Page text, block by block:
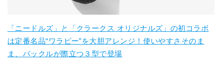
「ニードルズ」と「クラークス オリジナルズ」の初コラボ
は定番名品“ワラビー”を大胆アレンジ！使いやすさそのま
ま、バックルが際立つ３型で登場